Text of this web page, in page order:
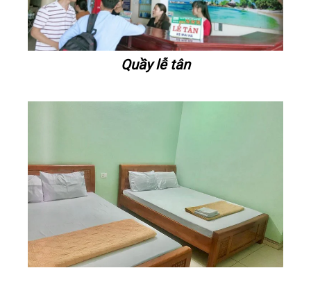
Quầy lễ tân